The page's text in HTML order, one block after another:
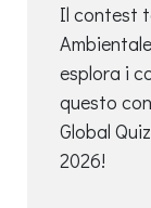
Il contest
esplora i
questo
Global
2026!